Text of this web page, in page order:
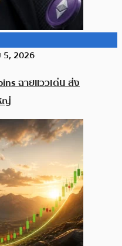
2026
ฉายแววเด่น ส่ง
ญ่